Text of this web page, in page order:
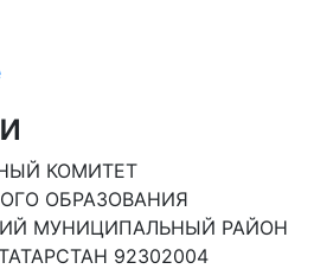
КОМИТЕТ
ОБРАЗОВАНИЯ
МУНИЦИПАЛЬНЫЙ РАЙОН
92302004